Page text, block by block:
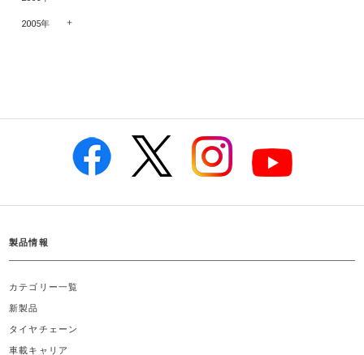
2005年
製品情報
カテゴリー一覧
新製品
タイヤチェーン
車載キャリア